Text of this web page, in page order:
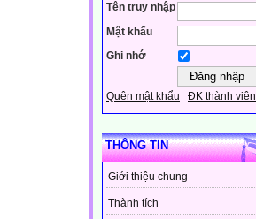
Tên truy nhập
Mật khẩu
Ghi nhớ
Quên mật khẩu ĐK thành viên
THÔNG TIN
Giới thiệu chung
Thành tích